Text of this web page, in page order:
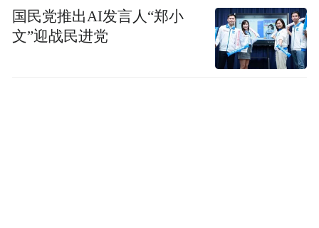
国民党推出AI发言人“郑小
文”迎战民进党